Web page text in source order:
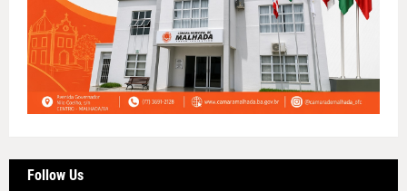
Follow Us